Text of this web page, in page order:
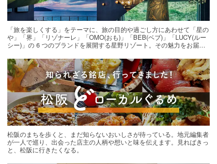
「旅を楽しくする」をテーマに、旅の目的や過ごし方にあわせて「星の
や」「界」「リゾナーレ」「OMO(おも)」「BEB(ベブ)」「LUCY(ルー
シー)」の 6 つのブランドを展開する星野リゾート。その魅力をお届け
松阪のまちを歩くと、まだ知らないおいしさが待っている。地元編集者
が一人で巡り、出会った店主の人柄や想いと味を伝えます。見ればきっ
と、松阪に行きたくなる。